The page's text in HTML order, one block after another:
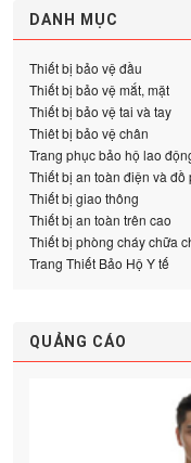
DANH MỤC
Thiết bị bảo vệ đầu
Thiết bị bảo vệ mắt, mặt
Thiết bị bảo vệ tai và tay
Thiêt bị bảo vệ chân
Trang phục bảo hộ lao
Thiết bị an toàn điện và đồ
Thiết bị giao thông
Thiết bị an toàn trên cao
Thiết bị phòng cháy chữa
Trang Thiết Bảo Hộ Y tế
QUẢNG CÁO